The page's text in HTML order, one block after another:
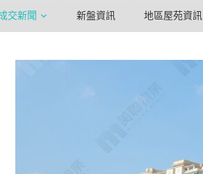
交新聞 新盤資訊 地區屋苑資訊